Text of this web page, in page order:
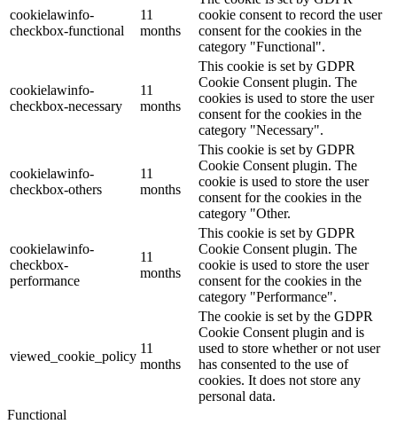
cookielawinfo-
checkbox-functional
11
months
cookie consent to record the user
consent for the cookies in the
category "Functional".
cookielawinfo-
checkbox-necessary
11
months
This cookie is set by GDPR
Cookie Consent plugin. The
cookies is used to store the user
consent for the cookies in the
category "Necessary".
cookielawinfo-
checkbox-others
11
months
This cookie is set by GDPR
Cookie Consent plugin. The
cookie is used to store the user
consent for the cookies in the
category "Other.
cookielawinfo-
checkbox-
performance
11
months
This cookie is set by GDPR
Cookie Consent plugin. The
cookie is used to store the user
consent for the cookies in the
category "Performance".
viewed_cookie_policy
11
months
The cookie is set by the GDPR
Cookie Consent plugin and is
used to store whether or not user
has consented to the use of
cookies. It does not store any
personal data.
Functional